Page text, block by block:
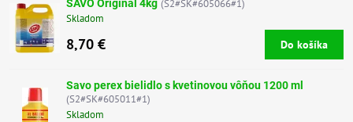
SAVO Original 4kg (S2#SK#605066#1)
Skladom
8,70 € Do košíka
Savo perex bielidlo s kvetinovou vôňou 1200 ml
(S2#SK#605011#1)
Skladom